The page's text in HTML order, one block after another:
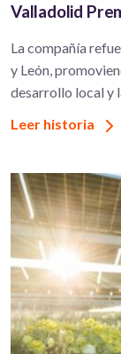
Valladolid
La compañía
y León,
desarrollo local y
Leer historia